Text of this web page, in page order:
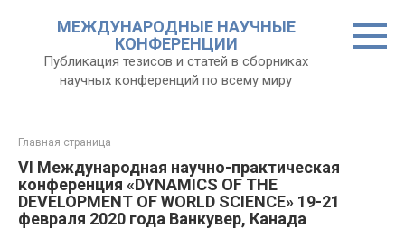
МЕЖДУНАРОДНЫЕ НАУЧНЫЕ
КОНФЕРЕНЦИИ
Публикация тезисов и статей в сборниках
научных конференций по всему миру
Главная страница
VI Международная научно-практическая
конференция «DYNAMICS OF THE
DEVELOPMENT OF WORLD SCIENCE» 19-21
февраля 2020 года Ванкувер, Канада